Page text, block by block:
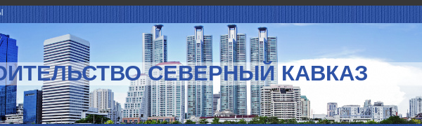
СЕВЕРНЫЙ КАВКАЗ